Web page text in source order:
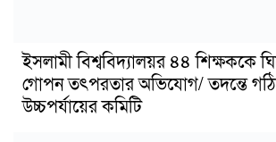
ইসলামী বিশ্ববিদ্যালয়র ৪৪ শিক্ষককে
গোপন তৎপরতার অভিযোগ/ তদন্তে
উচ্চপর্যায়ের কমিটি